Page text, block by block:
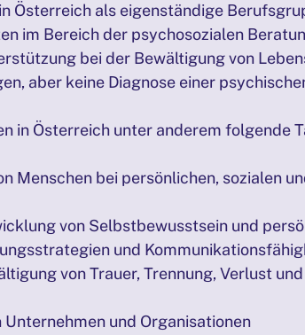
Österreich als eigenständige
im Bereich der psychosozialen
bei der Bewältigung von
aber keine Diagnose einer
in Österreich unter anderem folgende
Menschen bei persönlichen, sozialen
von Selbstbewusstsein und
und
von Trauer, Trennung, Verlust
und Organisationen